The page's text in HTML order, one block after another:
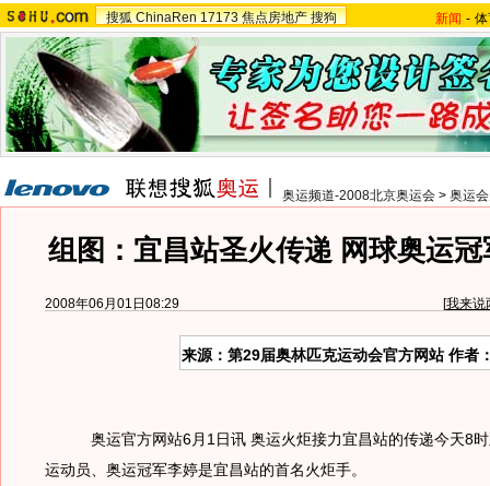
搜狐 ChinaRen 17173 焦点房地产 搜狗 新闻 -
奥运频道-2008北京奥运会 > 奥运
组图：宜昌站圣火传递 网球奥运
2008年06月01日08:29 [我来说
来源：第29届奥林匹克运动会官方网站 作者
奥运官方网站6月1日讯 奥运火炬接力宜昌站的传递今天8时
运动员、奥运冠军李婷是宜昌站的首名火炬手。